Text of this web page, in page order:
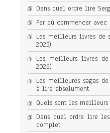
Dans quel ordre lire
Par où commencer avec
Les meilleurs livres de
2025)
Les meilleurs livres de
2026)
Les meilleures sagas
à lire absolument
Quels sont les
Dans quel ordre lire
complet